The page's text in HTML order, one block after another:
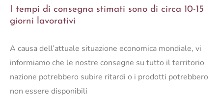
quantità
I tempi di consegna stimati sono di circa 10-15
giorni lavorativi
A causa dell’attuale situazione economica mondiale, vi
informiamo che le nostre consegne su tutto il territorio
nazione potrebbero subire ritardi o i prodotti potrebbero
non essere disponibili